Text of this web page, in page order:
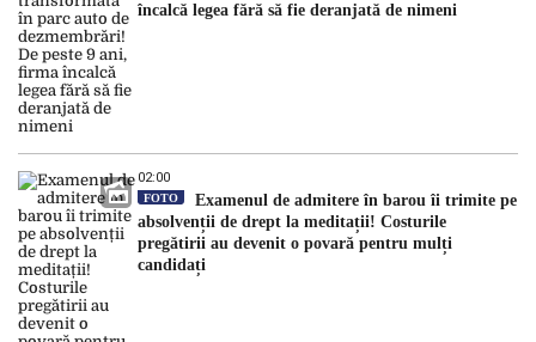
încalcă legea fără să fie deranjată de nimeni
02:00
FOTO
Examenul de admitere în barou îi trimite pe
absolvenții de drept la meditații! Costurile
pregătirii au devenit o povară pentru mulți
candidați